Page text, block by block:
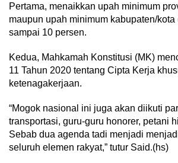
Pertama, menaikkan upah minimum
maupun upah minimum kabupaten/kota
sampai 10 persen.
Kedua, Mahkamah Konstitusi (MK)
11 Tahun 2020 tentang Cipta Kerja
ketenagakerjaan.
“Mogok nasional ini juga akan diikuti
transportasi, guru-guru honorer, petani
Sebab dua agenda tadi menjadi
seluruh elemen rakyat,” tutur Said.(hs)